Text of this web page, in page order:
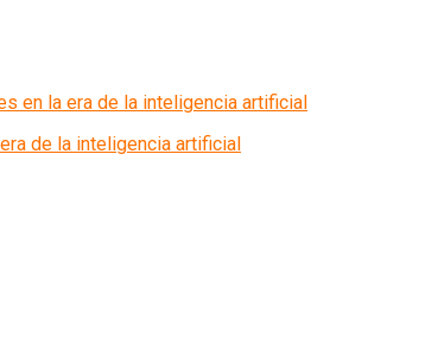
de la inteligencia artificial